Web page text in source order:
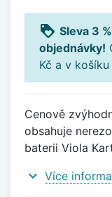
loyalty Sleva 3
objednávky!
Kč a v
Cenově
obsahuje
baterii Viola
expand_more Více